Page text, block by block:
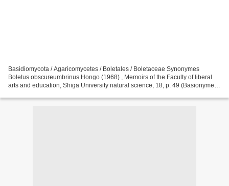
Basidiomycota / Agaricomycetes / Boletales / Boletaceae Synonymes
Boletus obscureumbrinus Hongo (1968) , Memoirs of the Faculty of liberal
arts and education, Shiga University natural science, 18, p. 49 (Basionyme)